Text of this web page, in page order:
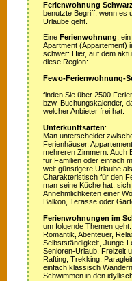
Ferienwohnung
benutzte Begriff, wenn es
Urlaube geht.
Eine Ferienwohnung , ein
Apartment (Appartement)
schwer: Hier, auf dem
diese Region:
Fewo-Ferienwohnung-
finden Sie über 2500
bzw. Buchungskalender,
welcher Anbieter frei hat.
Unterkunftsarten:
Man unterscheidet
Ferienhäuser,
mehreren Zimmern. Auch
für Familien oder einfach
weit günstigere Urlaube
Charakteristisch für den
man seine Küche hat,
Annehmlichkeiten einer
Balkon, Terasse oder
Ferienwohnungen im
um folgende Themen geht:
Romantik, Abenteuer,
Selbstständigkeit, Junge-
Senioren-Urlaub, Freizeit
Rafting, Trekking,
einfach klassisch
Schwimmen in den